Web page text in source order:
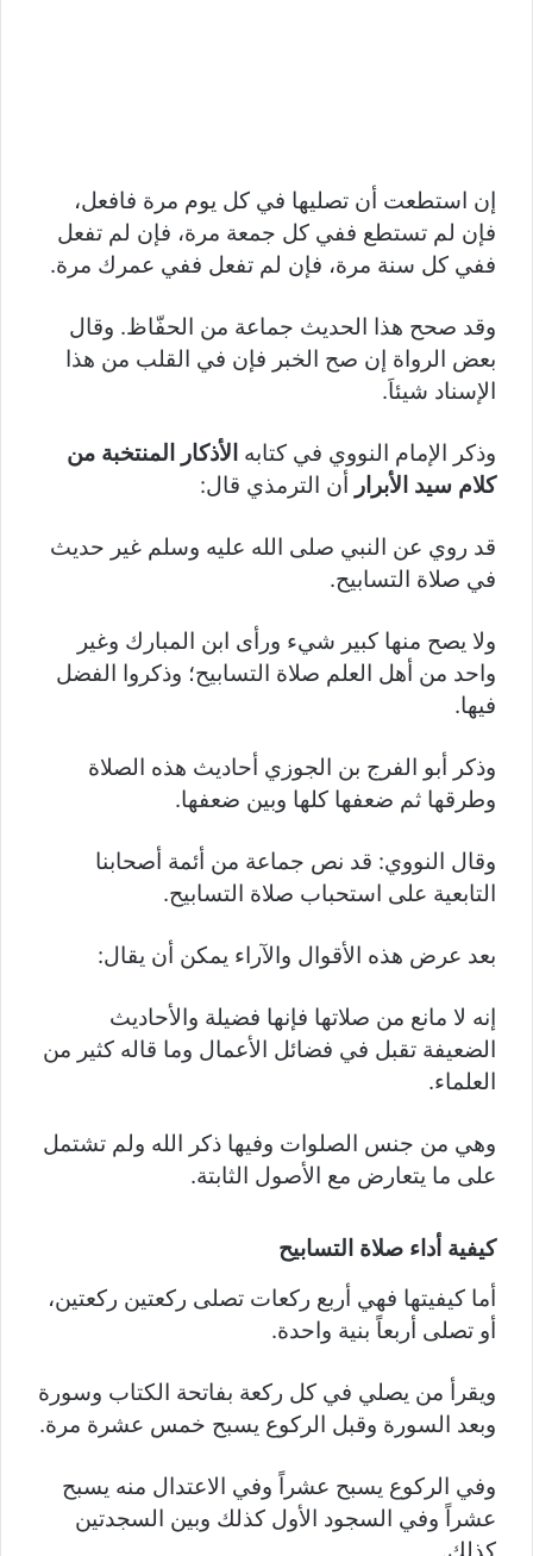
إن استطعت أن تصليها في كل يوم مرة فافعل،
فإن لم تستطع ففي كل جمعة مرة، فإن لم تفعل
ففي كل سنة مرة، فإن لم تفعل ففي عمرك مرة.
وقد صحح هذا الحديث جماعة من الحفّاظ. وقال
بعض الرواة إن صح الخبر فإن في القلب من هذا
الإسناد شيئاَ.
وذكر الإمام النووي في كتابه الأذكار المنتخبة من
كلام سيد الأبرار أن الترمذي قال:
قد روي عن النبي صلى الله عليه وسلم غير حديث
في صلاة التسابيح.
ولا يصح منها كبير شيء ورأى ابن المبارك وغير
واحد من أهل العلم صلاة التسابيح؛ وذكروا الفضل
فيها.
وذكر أبو الفرج بن الجوزي أحاديث هذه الصلاة
وطرقها ثم ضعفها كلها وبين ضعفها.
وقال النووي: قد نص جماعة من أئمة أصحابنا
التابعية على استحباب صلاة التسابيح.
بعد عرض هذه الأقوال والآراء يمكن أن يقال:
إنه لا مانع من صلاتها فإنها فضيلة والأحاديث
الضعيفة تقبل في فضائل الأعمال وما قاله كثير من
العلماء.
وهي من جنس الصلوات وفيها ذكر الله ولم تشتمل
على ما يتعارض مع الأصول الثابتة.
كيفية أداء صلاة التسابيح
أما كيفيتها فهي أربع ركعات تصلى ركعتين ركعتين،
أو تصلى أربعاً بنية واحدة.
ويقرأ من يصلي في كل ركعة بفاتحة الكتاب وسورة
وبعد السورة وقبل الركوع يسبح خمس عشرة مرة.
وفي الركوع يسبح عشراً وفي الاعتدال منه يسبح
عشراً وفي السجود الأول كذلك وبين السجدتين
كذلك.